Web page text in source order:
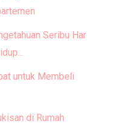
Seribu Hari
untuk Membeli
di Rumah